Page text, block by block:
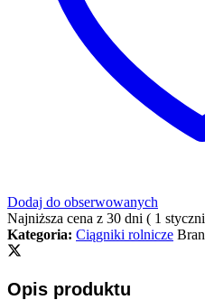
Dodaj do obserwowanych
Najniższa cena z 30 dni ( 1
Kategoria: Ciągniki rolnicze
Opis produktu